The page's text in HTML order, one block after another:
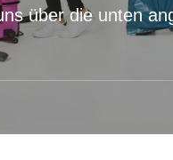
über die unten